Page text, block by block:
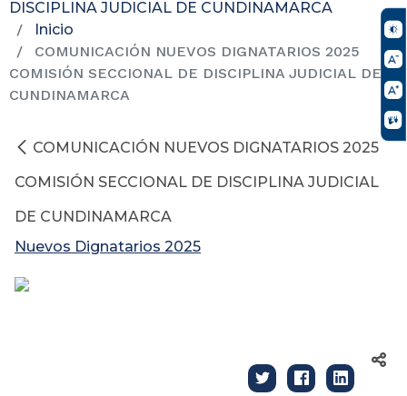
DISCIPLINA JUDICIAL DE CUNDINAMARCA
Inicio
COMUNICACIÓN NUEVOS DIGNATARIOS 2025
COMISIÓN SECCIONAL DE DISCIPLINA JUDICIAL DE
CUNDINAMARCA
COMUNICACIÓN NUEVOS DIGNATARIOS 2025
COMISIÓN SECCIONAL DE DISCIPLINA JUDICIAL
DE CUNDINAMARCA
Nuevos Dignatarios 2025